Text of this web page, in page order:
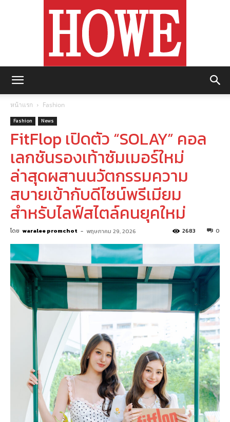
หน้าแรก Fashion
Fashion News
FitFlop เปิดตัว “SOLAY” คอล
เลกชันรองเท้าซัมเมอร์ใหม่
ล่าสุดผสานนวัตกรรมความ
สบายเข้ากับดีไซน์พรีเมียม
สำหรับไลฟ์สไตล์คนยุคใหม่
โดย waralee promchot - พฤษภาคม 29, 2026 0
2683